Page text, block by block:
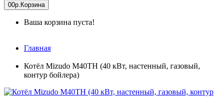
00р. Корзина
Ваша корзина пуста!
Главная
Котёл Mizudo M40TH (40 кВт, настенный, газовый,
контур бойлера)